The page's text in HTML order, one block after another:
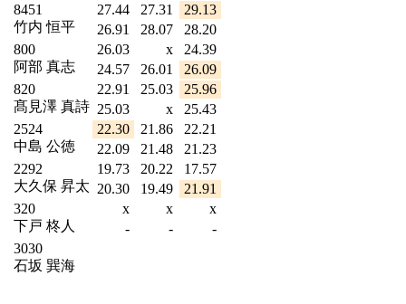
8451
竹内 恒平
27.44 27.31
29.13
26.91
28.07
28.20
800
阿部 真志
26.03 x
24.39
24.57
26.01
26.09
820
髙見澤 真詩
22.91 25.03
25.96
25.03
x
25.43
2524
中島 公徳
22.30 21.86
22.21
22.09
21.48
21.23
2292
大久保 昇太
19.73 20.22
17.57
20.30
19.49
21.91
320
下戸 柊人
x x
x
-
-
-
3030
石坂 巽海